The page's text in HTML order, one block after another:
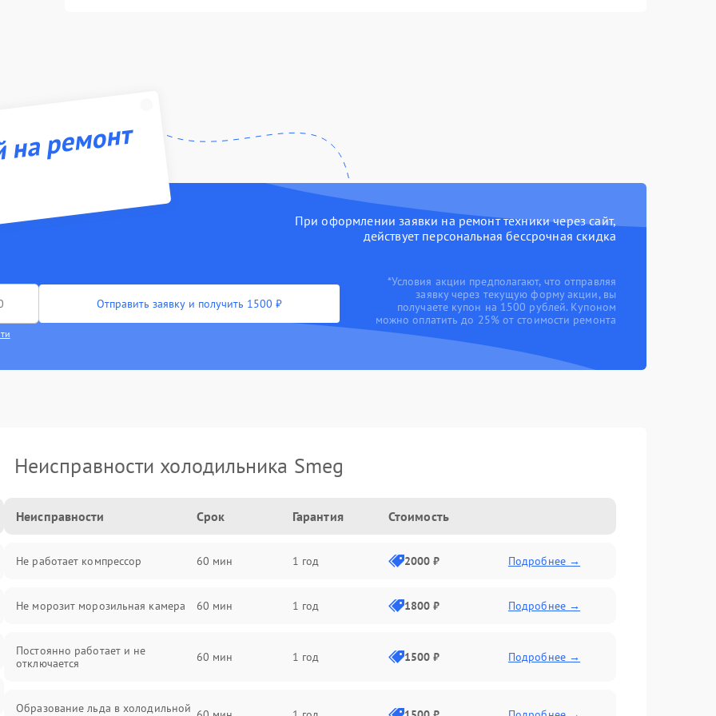
ремонт
При оформлении заявки на ремонт техники через сайт,
действует персональная бессрочная скидка
Отправить заявку и получить 1500 ₽
*Условия акции предполагают, что отправляя
заявку через текущую форму акции, вы
получаете купон на 1500 рублей. Купоном
можно оплатить до 25% от стоимости ремонта
Неисправности холодильника Smeg
Неисправности Срок Гарантия Стоимость
Не работает компрессор 60 мин 1 год 2000 ₽ Подробнее →
Не морозит морозильная камера 60 мин 1 год 1800 ₽ Подробнее →
Постоянно работает и не
отключается
60 мин 1 год 1500 ₽ Подробнее →
Образование льда в холодильной